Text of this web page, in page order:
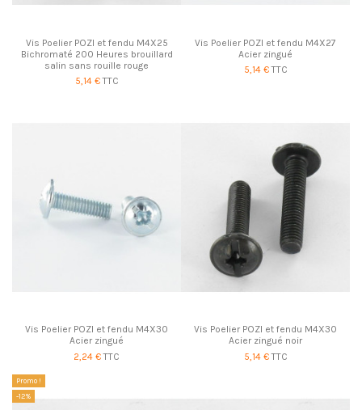
Vis Poelier POZI et fendu M4X25
Bichromaté 200 Heures brouillard
salin sans rouille rouge
5,14 €TTC
Vis Poelier POZI et fendu M4X27
Acier zingué
5,14 €TTC
Vis Poelier POZI et fendu M4X30
Acier zingué
2,24 €TTC
Vis Poelier POZI et fendu M4X30
Acier zingué noir
5,14 €TTC
Promo !
-12%